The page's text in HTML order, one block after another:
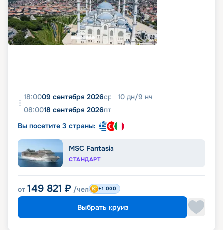
18:0009 сентября 2026ср 10 дн/9 нч
08:0018 сентября 2026пт
Вы посетите 3 страны:
MSC Fantasia
СТАНДАРТ
от 149 821 ₽ /чел +1 000
Выбрать круиз